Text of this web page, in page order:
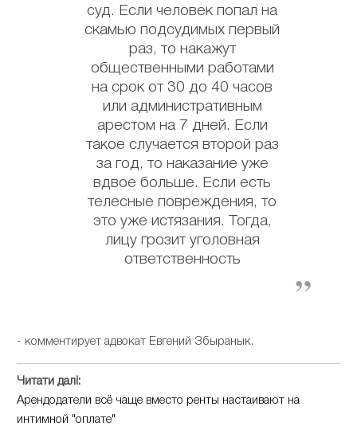
суд. Если человек попал на
скамью подсудимых первый
раз, то накажут
общественными работами
на срок от 30 до 40 часов
или административным
арестом на 7 дней. Если
такое случается второй раз
за год, то наказание уже
вдвое больше. Если есть
телесные повреждения, то
это уже истязания. Тогда,
лицу грозит уголовная
ответственность
- комментирует адвокат Евгений Збыранык.
Читати далі:
Арендодатели всё чаще вместо ренты настаивают на
интимной "оплате"